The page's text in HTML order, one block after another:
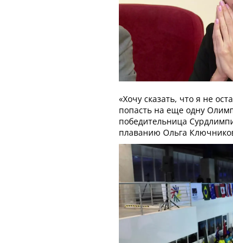
«Хочу сказать, что я не
попасть на еще одну
победительница
плаванию Ольга